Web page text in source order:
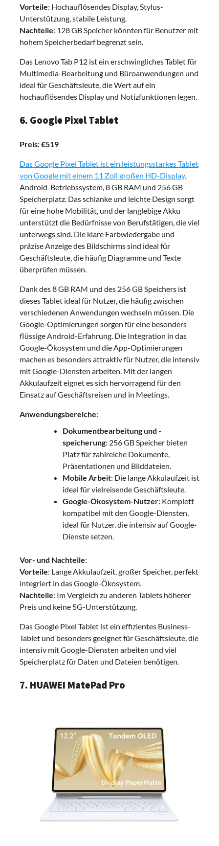
Vorteile: Hochauflösendes Display, Stylus-
Unterstützung, stabile Leistung.
Nachteile: 128 GB Speicher könnten für Benutzer mit
hohem Speicherbedarf begrenzt sein.
Das Lenovo Tab P12 ist ein erschwingliches Tablet für
Multimedia-Bearbeitung und Büroanwendungen und
ideal für Geschäftsleute, die Wert auf ein
hochauflösendes Display und Notizfunktionen legen.
6. Google Pixel Tablet
Preis: €519
Das Google Pixel Tablet ist ein leistungsstarkes Tablet
von Google mit einem 11 Zoll großen HD-Display,
Android-Betriebssystem, 8 GB RAM und 256 GB
Speicherplatz. Das schlanke und leichte Design sorgt
für eine hohe Mobilität, und der langlebige Akku
unterstützt die Bedürfnisse von Berufstätigen, die viel
unterwegs sind. Die klare Farbwiedergabe und
präzise Anzeige des Bildschirms sind ideal für
Geschäftsleute, die häufig Diagramme und Texte
überprüfen müssen.
Dank des 8 GB RAM und des 256 GB Speichers ist
dieses Tablet ideal für Nutzer, die häufig zwischen
verschiedenen Anwendungen wechseln müssen. Die
Google-Optimierungen sorgen für eine besonders
flüssige Android-Erfahrung. Die Integration in das
Google-Ökosystem und die App-Optimierungen
machen es besonders attraktiv für Nutzer, die intensiv
mit Google-Diensten arbeiten. Mit der langen
Akkulaufzeit eignet es sich hervorragend für den
Einsatz auf Geschäftsreisen und in Meetings.
Anwendungsbereiche:
Dokumentbearbeitung und -
speicherung: 256 GB Speicher bieten
Platz für zahlreiche Dokumente,
Präsentationen und Bilddateien.
Mobile Arbeit: Die lange Akkulaufzeit ist
ideal für vielreisende Geschäftsleute.
Google-Ökosystem-Nutzer: Komplett
kompatibel mit den Google-Diensten,
ideal für Nutzer, die intensiv auf Google-
Dienste setzen.
Vor- und Nachteile:
Vorteile: Lange Akkulaufzeit, großer Speicher, perfekt
integriert in das Google-Ökosystem.
Nachteile: Im Vergleich zu anderen Tablets höherer
Preis und keine 5G-Unterstützung.
Das Google Pixel Tablet ist ein effizientes Business-
Tablet und besonders geeignet für Geschäftsleute, die
intensiv mit Google-Diensten arbeiten und viel
Speicherplatz für Daten und Dateien benötigen.
7. HUAWEI MatePad Pro